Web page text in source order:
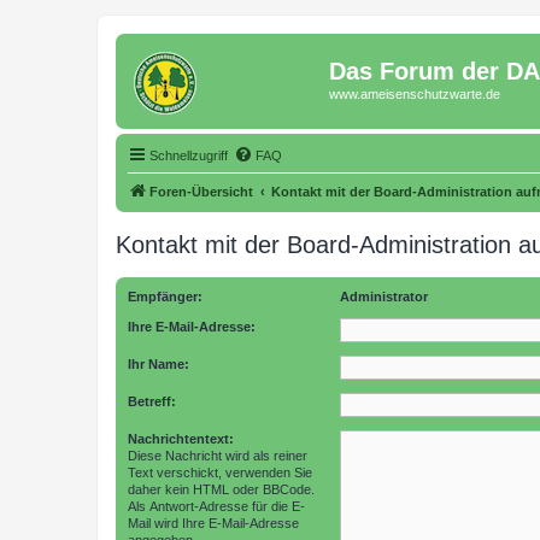
Das Forum der
www.ameisenschutzwarte.de
Schnellzugriff FAQ
Foren-Übersicht Kontakt mit der Board-Administration
Kontakt mit der Board-Administration
Empfänger: Administrator
Ihre E-Mail-Adresse:
Ihr Name:
Betreff:
Nachrichtentext:
Diese Nachricht wird als reiner
Text verschickt, verwenden Sie
daher kein HTML oder BBCode.
Als Antwort-Adresse für die E-
Mail wird Ihre E-Mail-Adresse